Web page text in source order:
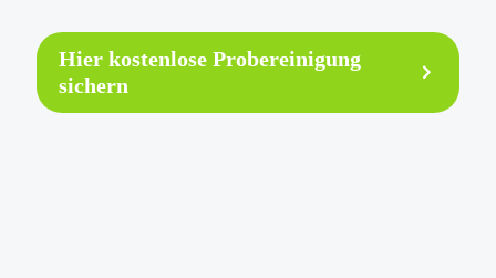
Hier kostenlose Probereinigung
sichern